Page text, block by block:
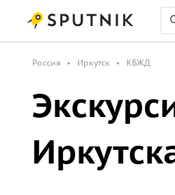
Россия Иркутск КБЖД